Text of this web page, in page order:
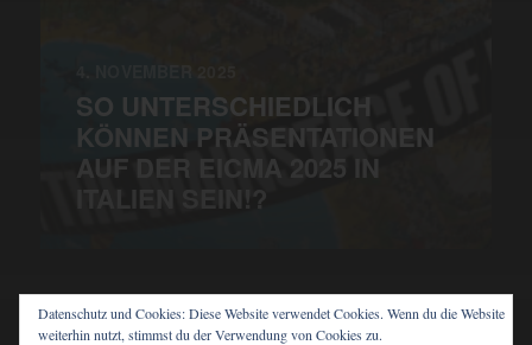
SO UNTERSCHIEDLICH
KÖNNEN PRÄSENTATIONEN
AUF DER EICMA 2025 IN
ITALIEN SEIN!?
Datenschutz und Cookies: Diese Website verwendet Cookies. Wenn du die Website
weiterhin nutzt, stimmst du der Verwendung von Cookies zu.